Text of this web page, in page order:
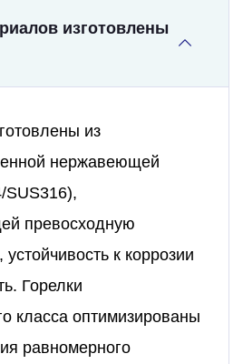
изготовлены
из
нержавеющей
SUS316),
превосходную
устойчивость к коррозии
Горелки
класса оптимизированы
равномерного